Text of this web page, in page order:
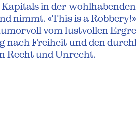
in der wohlhabenden
nimmt. «This is a
vom lustvollen
nach Freiheit und den
Recht und Unrecht.